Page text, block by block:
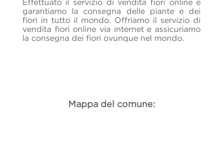
Effettuato il servizio di vendita fiori online e
garantiamo la consegna delle piante e dei
fiori in tutto il mondo. Offriamo il servizio di
vendita fiori online via internet e assicuriamo
la consegna dei fiori ovunque nel mondo.
Mappa del comune: